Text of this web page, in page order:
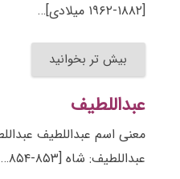
[۱۸۸۲-۱۹۶۲ میلادی]…
بیش تر بخوانید
عبداللطیف
عبداللطیف: شاه [۸۵۳-۸۵۴…